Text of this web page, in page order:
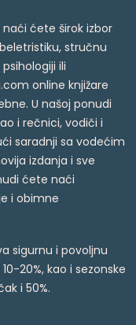
ćete širok izbor
stručnu
ili
online knjižare
U našoj ponudi
i rečnici, vodiči i
saradnji sa vodećim
izdanja i sve
ćete naći
i obimne
sigurnu i povoljnu
20%, kao i sezonske
i 50%.